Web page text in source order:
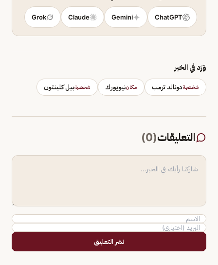
ChatGPT
Gemini
Claude
Grok
وَرَد في الخبر
شخصيةدونالد ترمب مكاننيويورك شخصيةبيل كلينتون
التعليقات(
0
)
نشر التعليق